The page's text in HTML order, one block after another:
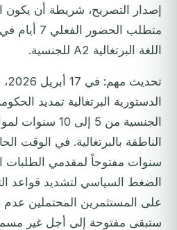
إصدار التصريح، شريطة أن يكون
متطلب
اللغة البرتغالية A2 للجنسية.
الدستورية البرتغالية تمديد
الجنسية من 5 إلى
سنوات مفتوحاً لمقدمي الطلبات
الضغط السياسي لتشديد قواعد
على المستثمرين المحتملين عدم
ستبقى مفتوحة إلى أجل غير